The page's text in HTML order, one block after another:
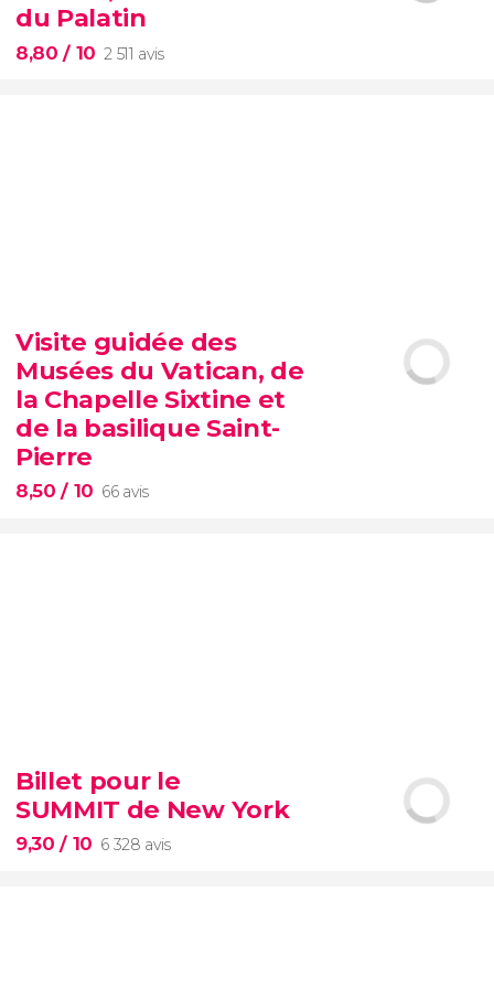
d'attente
du Palatin
8,80/ 10 2 511 avis
Colisée, Palatin et Forum
romain
Visite guidée des
Musées du Vatican, de
la Chapelle Sixtine et
de la basilique Saint-
Pierre
8,50/ 10 66 avis
musées du Vatican, la chapelle Sixtine et la basilique
Saint-Pierre.
Billet pour le
SUMMIT de New York
9,30/ 10 6 328 avis